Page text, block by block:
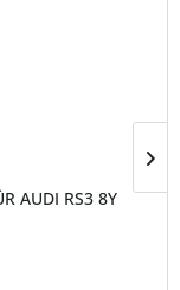
AUDI RS3 8Y